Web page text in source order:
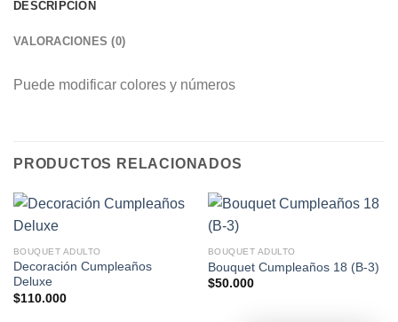
DESCRIPCIÓN
VALORACIONES (0)
Puede modificar colores y números
PRODUCTOS RELACIONADOS
BOUQUET ADULTO
Decoración Cumpleaños
Deluxe
$110.000
BOUQUET ADULTO
Bouquet Cumpleaños 18 (B-3)
$50.000